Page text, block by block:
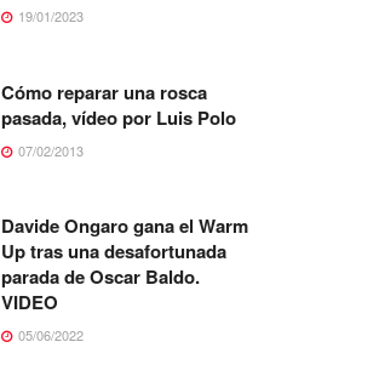
19/01/2023
Cómo reparar una rosca
pasada, vídeo por Luis Polo
07/02/2013
Davide Ongaro gana el Warm
Up tras una desafortunada
parada de Oscar Baldo.
VIDEO
05/06/2022